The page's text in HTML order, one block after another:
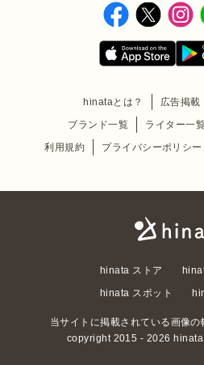
hinataとは？ 広告掲載
ブランド一覧
ライター一
利用規約
プライバシーポリシー
hinata ストア
hinata スポット
当サイトに掲載されている画像の
copyright 2015 - 2026 hinata